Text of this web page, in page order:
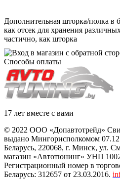
Дополнительная шторка/полка в
как отсек для хранения
частично, как шторка
Способы оплаты
17 лет вместе с вами
© 2022 ООО «Допавтотрейд»
выдано Мингорисполкомом
Беларусь, 220068, г. Минск, ул.
магазин «Автотюнинг» УНП
Регистрационный номер в
Беларусь: 312657 от 23.03.2016.